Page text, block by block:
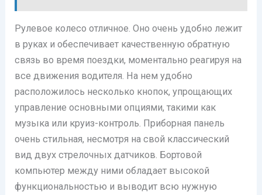
Рулевое колесо отличное. Оно очень удобно лежит
в руках и обеспечивает качественную обратную
связь во время поездки, моментально реагируя на
все движения водителя. На нем удобно
расположилось несколько кнопок, упрощающих
управление основными опциями, такими как
музыка или круиз-контроль. Приборная панель
очень стильная, несмотря на свой классический
вид двух стрелочных датчиков. Бортовой
компьютер между ними обладает высокой
функциональностью и выводит всю нужную